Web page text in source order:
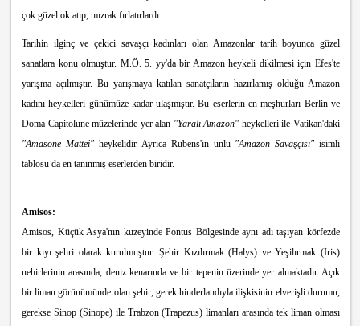
çok güzel ok atıp, mızrak fırlatırlardı.
Tarihin ilginç ve çekici savaşçı kadınları olan Amazonlar tarih boyunca güzel
sanatlara konu olmuştur. M.Ö. 5. yy'da bir Amazon heykeli dikilmesi için Efes'te
yarışma açılmıştır. Bu yarışmaya katılan sanatçıların hazırlamış olduğu Amazon
kadını heykelleri günümüze kadar ulaşmıştır. Bu eserlerin en meşhurları Berlin ve
Doma Capitolune müzelerinde yer alan "Yaralı Amazon" heykelleri ile Vatikan'daki
"Amasone Mattei" heykelidir. Ayrıca Rubens'in ünlü "Amazon Savaşçısı" isimli
tablosu da en tanınmış eserlerden biridir.
Amisos:
Amisos, Küçük Asya'nın kuzeyinde Pontus Bölgesinde aynı adı taşıyan körfezde
bir kıyı şehri olarak kurulmuştur. Şehir Kızılırmak (Halys) ve Yeşilırmak (İris)
nehirlerinin arasında, deniz kenarında ve bir tepenin üzerinde yer almaktadır. Açık
bir liman görünümünde olan şehir, gerek hinderlandıyla ilişkisinin elverişli durumu,
gerekse Sinop (Sinope) ile Trabzon (Trapezus) limanları arasında tek liman olması